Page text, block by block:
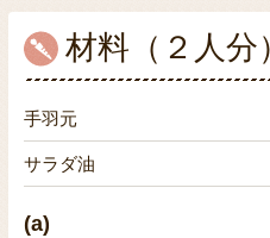
材料（２人分
手羽元
サラダ油
(a)